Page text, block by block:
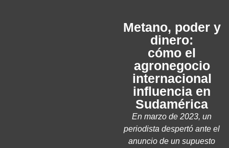
Metano, poder y
dinero:
cómo el
agronegocio
internacional
influencia en
Sudamérica
En marzo de 2023, un
periodista despertó ante el
anuncio de un supuesto